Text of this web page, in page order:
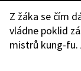
Z žáka se čím
vládne poklid
mistrů kung-fu.